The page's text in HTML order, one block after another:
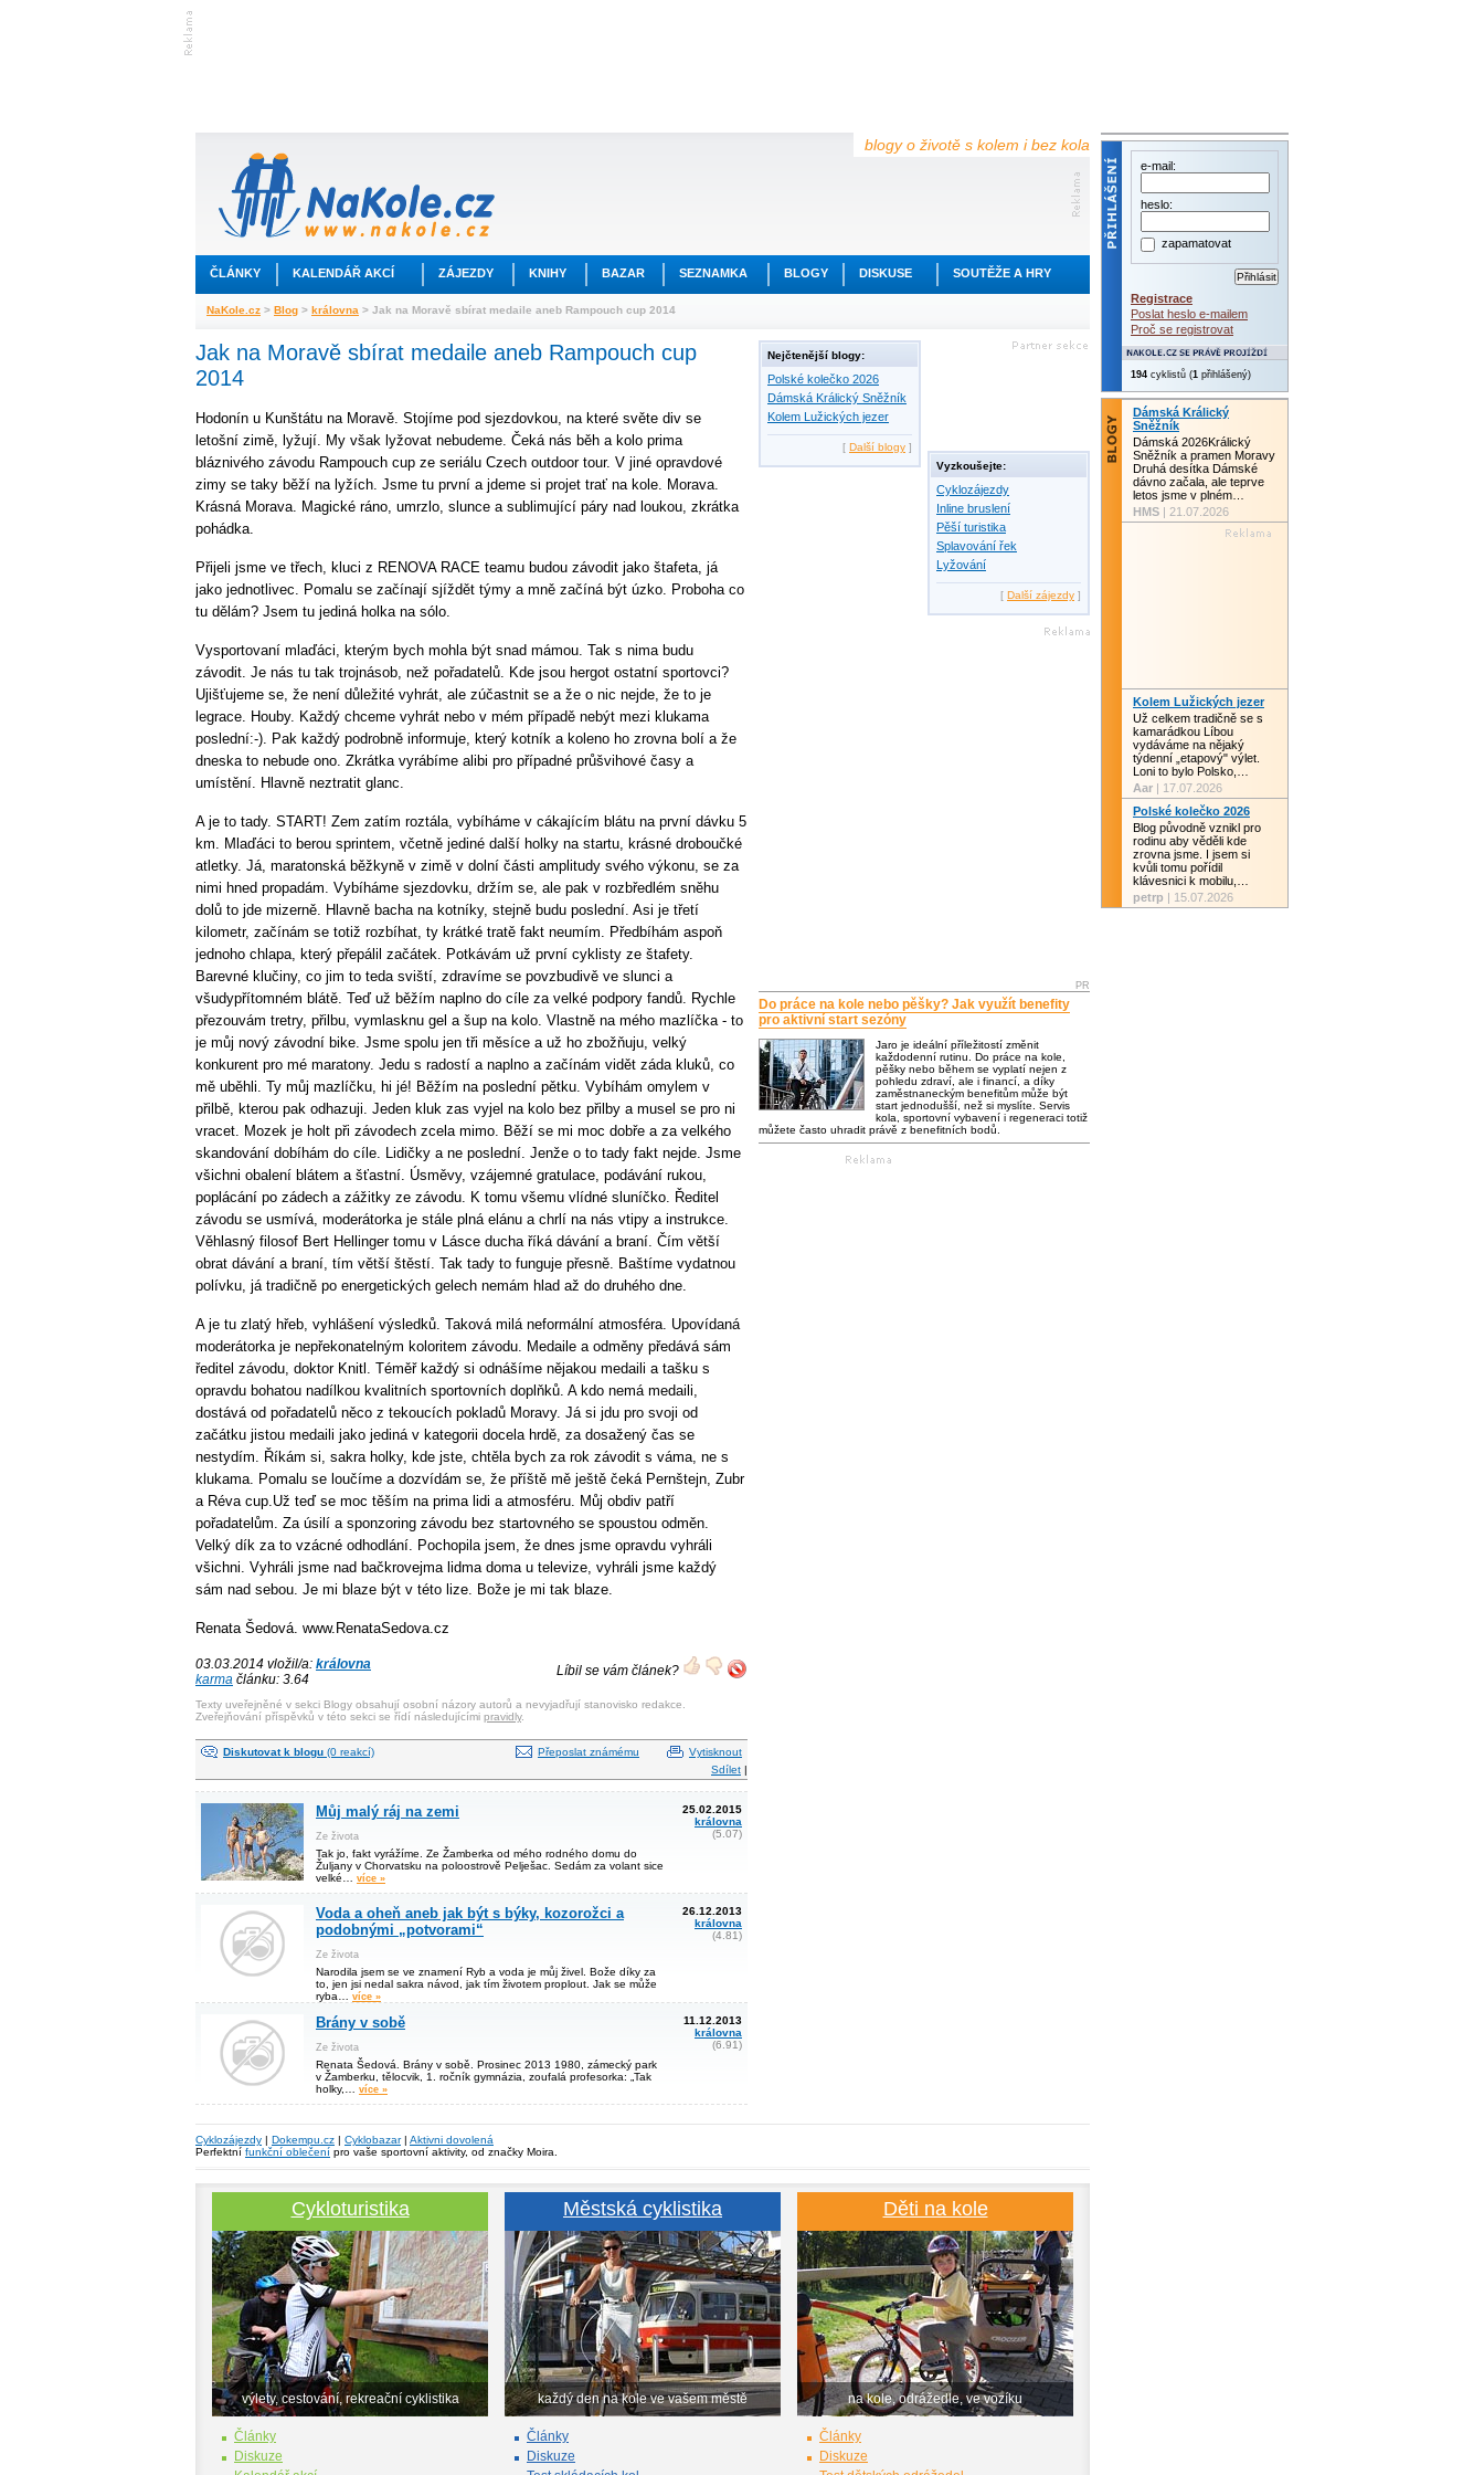
blogy o životě s kolem i bez kola
ČLÁNKY KALENDÁŘ AKCÍ ZÁJEZDY KNIHY BAZAR SEZNAMKA BLOGY DISKUSE SOUTĚŽE A HRY
NaKole.cz > Blog > královna > Jak na Moravě sbírat medaile aneb Rampouch cup 2014
Jak na Moravě sbírat medaile aneb Rampouch cup
2014
Hodonín u Kunštátu na Moravě. Stojíme pod sjezdovkou, na které světe div se
letošní zimě, lyžují. My však lyžovat nebudeme. Čeká nás běh a kolo prima
bláznivého závodu Rampouch cup ze seriálu Czech outdoor tour. V jiné opravdové
zimy se taky běží na lyžích. Jsme tu první a jdeme si projet trať na kole. Morava.
Krásná Morava. Magické ráno, umrzlo, slunce a sublimující páry nad loukou, zkrátka
pohádka.
Přijeli jsme ve třech, kluci z RENOVA RACE teamu budou závodit jako štafeta, já
jako jednotlivec. Pomalu se začínají sjíždět týmy a mně začíná být úzko. Proboha co
tu dělám? Jsem tu jediná holka na sólo.
Vysportovaní mlaďáci, kterým bych mohla být snad mámou. Tak s nima budu
závodit. Je nás tu tak trojnásob, než pořadatelů. Kde jsou hergot ostatní sportovci?
Ujišťujeme se, že není důležité vyhrát, ale zúčastnit se a že o nic nejde, že to je
legrace. Houby. Každý chceme vyhrát nebo v mém případě nebýt mezi klukama
poslední:-). Pak každý podrobně informuje, který kotník a koleno ho zrovna bolí a že
dneska to nebude ono. Zkrátka vyrábíme alibi pro případné průšvihové časy a
umístění. Hlavně neztratit glanc.
A je to tady. START! Zem zatím roztála, vybíháme v cákajícím blátu na první dávku 5
km. Mlaďáci to berou sprintem, včetně jediné další holky na startu, krásné droboučké
atletky. Já, maratonská běžkyně v zimě v dolní části amplitudy svého výkonu, se za
nimi hned propadám. Vybíháme sjezdovku, držím se, ale pak v rozbředlém sněhu
dolů to jde mizerně. Hlavně bacha na kotníky, stejně budu poslední. Asi je třetí
kilometr, začínám se totiž rozbíhat, ty krátké tratě fakt neumím. Předbíhám aspoň
jednoho chlapa, který přepálil začátek. Potkávám už první cyklisty ze štafety.
Barevné klučiny, co jim to teda sviští, zdravíme se povzbudivě ve slunci a
všudypřítomném blátě. Teď už běžím naplno do cíle za velké podpory fandů. Rychle
přezouvám tretry, přilbu, vymlasknu gel a šup na kolo. Vlastně na mého mazlíčka - to
je můj nový závodní bike. Jsme spolu jen tři měsíce a už ho zbožňuju, velký
konkurent pro mé maratony. Jedu s radostí a naplno a začínám vidět záda kluků, co
mě uběhli. Ty můj mazlíčku, hi jé! Běžím na poslední pětku. Vybíhám omylem v
přilbě, kterou pak odhazuji. Jeden kluk zas vyjel na kolo bez přilby a musel se pro ni
vracet. Mozek je holt při závodech zcela mimo. Běží se mi moc dobře a za velkého
skandování dobíhám do cíle. Lidičky a ne poslední. Jenže o to tady fakt nejde. Jsme
všichni obalení blátem a šťastní. Úsměvy, vzájemné gratulace, podávání rukou,
poplácání po zádech a zážitky ze závodu. K tomu všemu vlídné sluníčko. Ředitel
závodu se usmívá, moderátorka je stále plná elánu a chrlí na nás vtipy a instrukce.
Věhlasný filosof Bert Hellinger tomu v Lásce ducha říká dávání a braní. Čím větší
obrat dávání a braní, tím větší štěstí. Tak tady to funguje přesně. Baštíme vydatnou
polívku, já tradičně po energetických gelech nemám hlad až do druhého dne.
A je tu zlatý hřeb, vyhlášení výsledků. Taková milá neformální atmosféra. Upovídaná
moderátorka je nepřekonatelným koloritem závodu. Medaile a odměny předává sám
ředitel závodu, doktor Knitl. Téměř každý si odnášíme nějakou medaili a tašku s
opravdu bohatou nadílkou kvalitních sportovních doplňků. A kdo nemá medaili,
dostává od pořadatelů něco z tekoucích pokladů Moravy. Já si jdu pro svoji od
začátku jistou medaili jako jediná v kategorii docela hrdě, za dosažený čas se
nestydím. Říkám si, sakra holky, kde jste, chtěla bych za rok závodit s váma, ne s
klukama. Pomalu se loučíme a dozvídám se, že příště mě ještě čeká Pernštejn, Zubr
a Réva cup.Už teď se moc těším na prima lidi a atmosféru. Můj obdiv patří
pořadatelům. Za úsilí a sponzoring závodu bez startovného se spoustou odměn.
Velký dík za to vzácné odhodlání. Pochopila jsem, že dnes jsme opravdu vyhráli
všichni. Vyhráli jsme nad bačkrovejma lidma doma u televize, vyhráli jsme každý
sám nad sebou. Je mi blaze být v této lize. Bože je mi tak blaze.
Renata Šedová. www.RenataSedova.cz
03.03.2014 vložil/a: královna
karma článku: 3.64
Líbil se vám článek?
Texty uveřejněné v sekci Blogy obsahují osobní názory autorů a nevyjadřují stanovisko redakce.
Zveřejňování příspěvků v této sekci se řídí následujícími pravidly.
Diskutovat k blogu (0 reakcí) Vytisknout
Přeposlat známému
Sdílet |
Můj malý ráj na zemi
Ze života
Tak jo, fakt vyrážíme. Ze Žamberka od mého rodného domu do
Žuljany v Chorvatsku na poloostrově Pelješac. Sedám za volant sice
velké… více »
25.02.2015
královna
(5.07)
Voda a oheň aneb jak být s býky, kozorožci a
podobnými „potvorami“
Ze života
Narodila jsem se ve znamení Ryb a voda je můj živel. Bože díky za
to, jen jsi nedal sakra návod, jak tím životem proplout. Jak se může
ryba… více »
26.12.2013
královna
(4.81)
Brány v sobě
Ze života
Renata Šedová. Brány v sobě. Prosinec 2013 1980, zámecký park
v Žamberku, tělocvik, 1. ročník gymnázia, zoufalá profesorka: „Tak
holky,… více »
11.12.2013
královna
(6.91)
Nejčtenější blogy:
Polské kolečko 2026
Dámská Králický Sněžník
Kolem Lužických jezer
[ Další blogy ]
Vyzkoušejte:
Cyklozájezdy
Inline bruslení
Pěší turistika
Splavování řek
Lyžování
[ Další zájezdy ]
PR
Do práce na kole nebo pěšky? Jak využít benefity
pro aktivní start sezóny
Jaro je ideální příležitostí změnit
každodenní rutinu. Do práce na kole,
pěšky nebo během se vyplatí nejen z
pohledu zdraví, ale i financí, a díky
zaměstnaneckým benefitům může být
start jednodušší, než si myslíte. Servis
kola, sportovní vybavení i regeneraci totiž
můžete často uhradit právě z benefitních bodů.
Cyklozájezdy | Dokempu.cz | Cyklobazar| Aktivni dovolená
Perfektní funkční oblečení pro vaše sportovní aktivity, od značky Moira.
Cykloturistika
výlety, cestování, rekreační cyklistika
Články
Diskuze
Městská cyklistika
každý den na kole ve vašem městě
Články
Diskuze
Děti na kole
na kole, odrážedle, ve vozíku
Články
Diskuze
e-mail:
heslo:
zapamatovat
Registrace
Poslat heslo e-mailem
Proč se registrovat
194 cyklistů (1 přihlášený)
Dámská Králický
Sněžník
Dámská 2026Králický
Sněžník a pramen Moravy
Druhá desítka Dámské
dávno začala, ale teprve
letos jsme v plném…
HMS | 21.07.2026
Kolem Lužických jezer
Už celkem tradičně se s
kamarádkou Líbou
vydáváme na nějaký
týdenní „etapový" výlet.
Loni to bylo Polsko,…
Aar | 17.07.2026
Polské kolečko 2026
Blog původně vznikl pro
rodinu aby věděli kde
zrovna jsme. I jsem si
kvůli tomu pořídil
klávesnici k mobilu,…
petrp | 15.07.2026